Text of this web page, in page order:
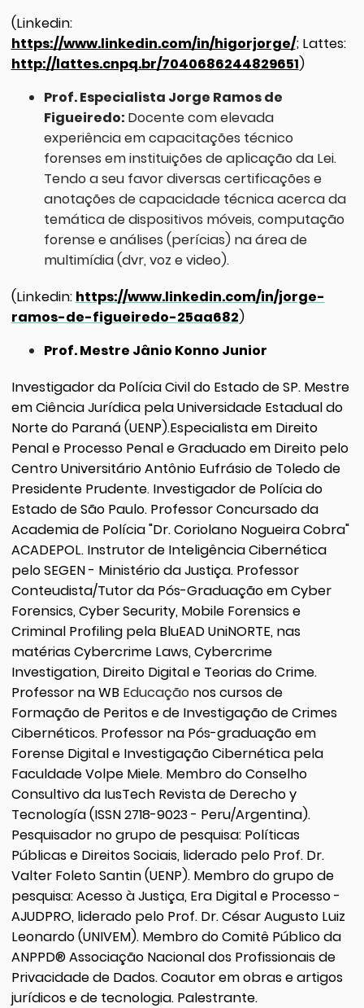
(Linkedin:
https://www.linkedin.com/in/higorjorge/; Lattes:
http://lattes.cnpq.br/7040686244829651)
Prof. Especialista Jorge Ramos de
Figueiredo: Docente com elevada
experiência em capacitações técnico
forenses em instituições de aplicação da Lei.
Tendo a seu favor diversas certificações e
anotações de capacidade técnica acerca da
temática de dispositivos móveis, computação
forense e análises (perícias) na área de
multimídia (dvr, voz e video).
(Linkedin: https://www.linkedin.com/in/jorge-
ramos-de-figueiredo-25aa682)
Prof. Mestre Jânio Konno Junior
Investigador da Polícia Civil do Estado de SP. Mestre
em Ciência Jurídica pela Universidade Estadual do
Norte do Paraná (UENP).Especialista em Direito
Penal e Processo Penal e Graduado em Direito pelo
Centro Universitário Antônio Eufrásio de Toledo de
Presidente Prudente. Investigador de Polícia do
Estado de São Paulo. Professor Concursado da
Academia de Polícia "Dr. Coriolano Nogueira Cobra"
ACADEPOL. Instrutor de Inteligência Cibernética
pelo SEGEN - Ministério da Justiça. Professor
Conteudista/Tutor da Pós-Graduação em Cyber
Forensics, Cyber Security, Mobile Forensics e
Criminal Profiling pela BluEAD UniNORTE, nas
matérias Cybercrime Laws, Cybercrime
Investigation, Direito Digital e Teorias do Crime.
Professor na WB Educação nos cursos de
Formação de Peritos e de Investigação de Crimes
Cibernéticos. Professor na Pós-graduação em
Forense Digital e Investigação Cibernética pela
Faculdade Volpe Miele. Membro do Conselho
Consultivo da IusTech Revista de Derecho y
Tecnología (ISSN 2718-9023 - Peru/Argentina).
Pesquisador no grupo de pesquisa: Políticas
Públicas e Direitos Sociais, liderado pelo Prof. Dr.
Valter Foleto Santin (UENP). Membro do grupo de
pesquisa: Acesso à Justiça, Era Digital e Processo -
AJUDPRO, liderado pelo Prof. Dr. César Augusto Luiz
Leonardo (UNIVEM). Membro do Comitê Público da
ANPPD® Associação Nacional dos Profissionais de
Privacidade de Dados. Coautor em obras e artigos
jurídicos e de tecnologia. Palestrante.